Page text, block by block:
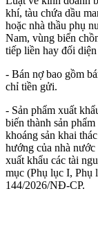
khí, tàu chứa dầu
hoặc nhà thầu phụ
Nam, vùng biển
tiếp liền hay đối
- Bán nợ bao gồm
chỉ tiền gửi.
- Sản phẩm xuất
biến thành sản
khoáng sản khai
hướng của nhà
xuất khẩu các tài
mục (Phụ lục I, Phụ
144/2026/NĐ-CP.